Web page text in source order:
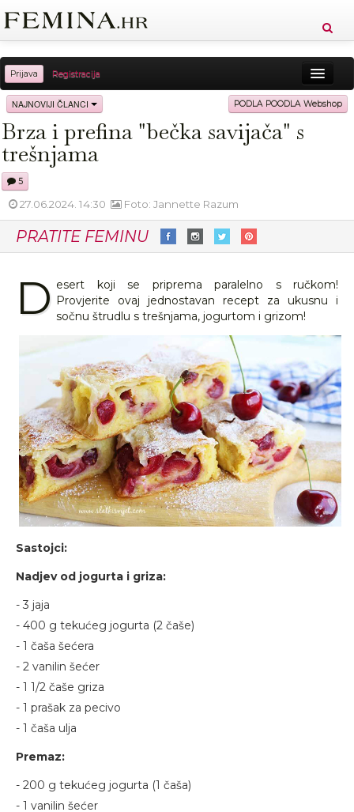
Prijava Registracija
Sreća Zdravlje Vitkost
Moda Ljubav Relax Putovanja Recepti
NAJNOVIJI ČLANCI PODLA POODLA Webshop
Brza i prefina "bečka savijača" s
trešnjama
5
27.06.2024. 14:30 Foto: Jannette Razum
PRATITE FEMINU
D esert koji se priprema paralelno s ručkom!
Provjerite ovaj jednostavan recept za ukusnu i
sočnu štrudlu s trešnjama, jogurtom i grizom!
Sastojci:
Nadjev od jogurta i griza:
- 3 jaja
- 400 g tekućeg jogurta (2 čaše)
- 1 čaša šećera
- 2 vanilin šećer
- 1 1/2 čaše griza
- 1 prašak za pecivo
- 1 čaša ulja
Premaz:
- 200 g tekućeg jogurta (1 čaša)
- 1 vanilin šećer